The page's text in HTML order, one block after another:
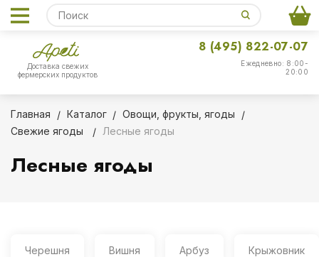
Доставка свежих
фермерских продуктов
Ежедневно: 8:00-
20:00
8 (495) 822-07-07
Главная Каталог
Овощи, фрукты, ягоды
Свежие ягоды
Лесные ягоды
Лесные ягоды
Черешня Вишня Арбуз Крыжовник